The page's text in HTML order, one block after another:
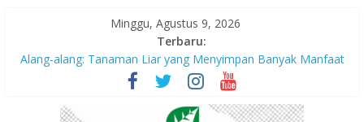
Minggu, Agustus 9, 2026
Terbaru:
Alang-alang: Tanaman Liar yang Menyimpan Banyak Manfaat
Peran Kritis Pendidik Saat Guncangan Gempa Terjadi
Sekolah Aman Gempa